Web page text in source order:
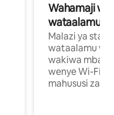
Wahamaji
wataalamu
Malazi ya
wataalamu
wakiwa mbali
wenye Wi-Fi
mahususi za